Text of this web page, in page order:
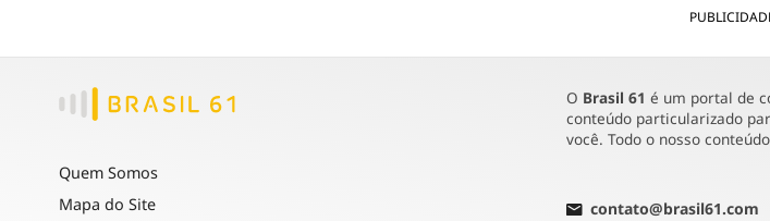
Quem Somos
Mapa do Site
O Brasil 61 é um portal de
conteúdo particularizado
você. Todo o nosso
contato@brasil61.com